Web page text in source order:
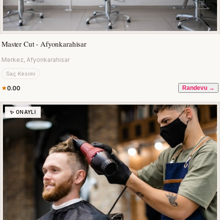
Master Cut - Afyonkarahisar
Merkez, Afyonkarahisar
Saç Kesimi
0.00 Randevu →
✨ ONAYLI